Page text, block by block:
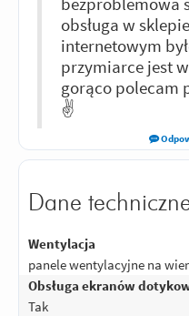
obsługa w
internetowym
przymiarce jest
gorąco polecam
✌️
Dane
Wentylacja
panele wentylacyjne na
Obsługa ekranów
Tak